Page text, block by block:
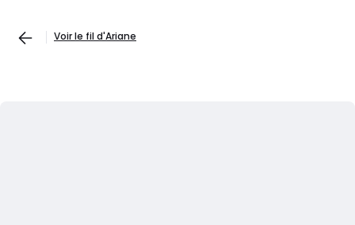
Voir le fil d'Ariane